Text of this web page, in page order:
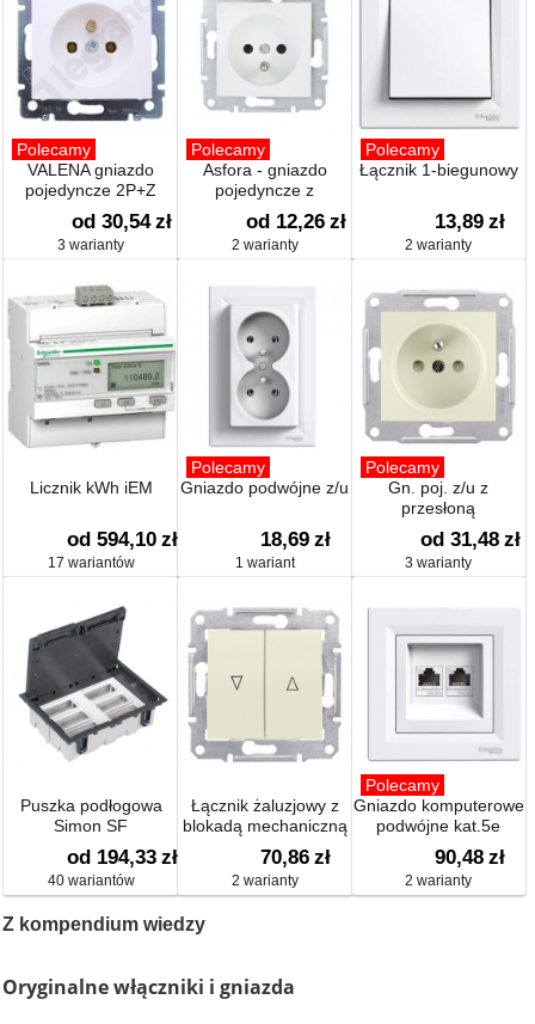
Polecamy
VALENA gniazdo
pojedyncze 2P+Z
od 30,54 zł
3 warianty
Polecamy
Asfora - gniazdo
pojedyncze z
uziemieniem
od 12,26 zł
2 warianty
Polecamy
Łącznik 1-biegunowy
13,89 zł
2 warianty
Licznik kWh iEM
od 594,10 zł
17 wariantów
Polecamy
Gniazdo podwójne z/u
18,69 zł
1 wariant
Polecamy
Gn. poj. z/u z
przesłoną
od 31,48 zł
3 warianty
Puszka podłogowa
Simon SF
od 194,33 zł
40 wariantów
Łącznik żaluzjowy z
blokadą mechaniczną
70,86 zł
2 warianty
Polecamy
Gniazdo komputerowe
podwójne kat.5e
90,48 zł
2 warianty
Z kompendium wiedzy
Oryginalne włączniki i gniazda